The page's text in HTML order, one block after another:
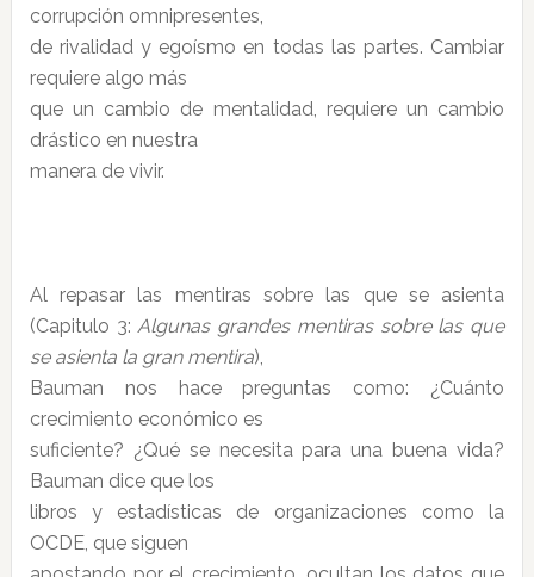
corrupción omnipresentes,
de rivalidad y egoísmo en todas las partes. Cambiar
requiere algo más
que un cambio de mentalidad, requiere un cambio
drástico en nuestra
manera de vivir.
Al repasar las mentiras sobre las que se asienta
(Capitulo 3:Algunas grandes mentiras sobre las que
se asienta la gran mentira),
Bauman nos hace preguntas como: ¿Cuánto
crecimiento económico es
suficiente? ¿Qué se necesita para una buena vida?
Bauman dice que los
libros y estadísticas de organizaciones como la
OCDE, que siguen